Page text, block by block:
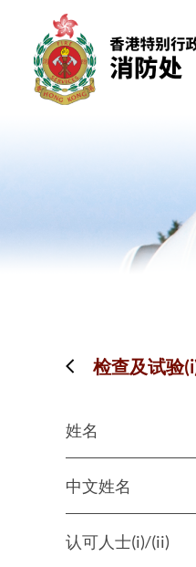
检查及试验
姓名
中文姓名
认可人士(i)/(ii)